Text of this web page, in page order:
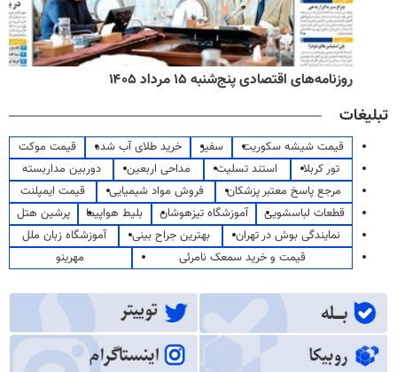
روزنامه‌های اقتصادی پنج‌شنبه ۱۵ مرداد ۱۴۰۵
تبلیغات
قیمت شیشه سکوریت سفیر خرید طلای آب شده
قیمت موکت
تور کربلا
استند تسلیت مداحی اربعین
دوربین مداربسته
مرجع پاسخ معتبر پزشکان
فروش مواد شیمیایی
قیمت ایمپلنت
قطعات لباسشویی
آموزشگاه تیزهوشان بلیط هواپیما
پرشین هتل
نمایندگی بوش در تهران
بهترین جراح بینی
آموزشگاه زبان ملل
قیمت و خرید سمعک نامرئی
مهرینو